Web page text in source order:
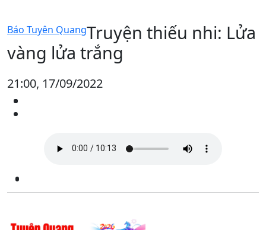
Báo Tuyên QuangTruyện thiếu nhi: Lửa
vàng lửa trắng
21:00, 17/09/2022